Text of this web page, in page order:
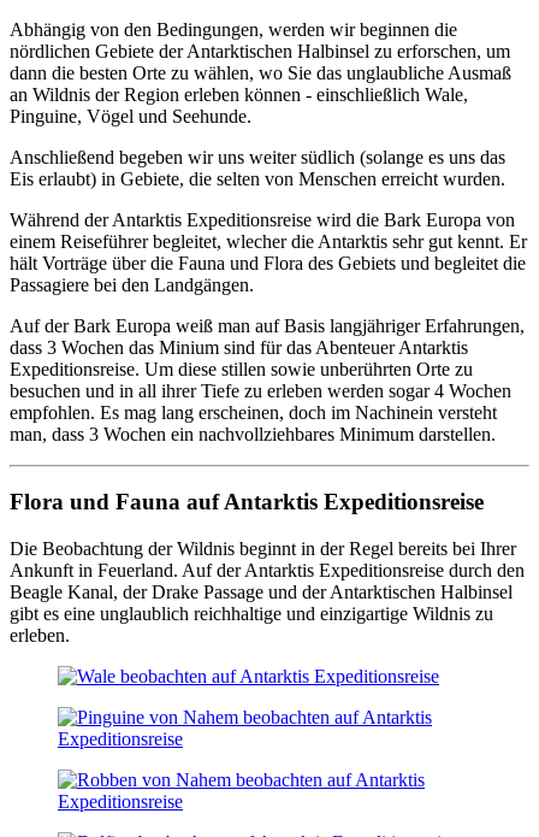
Abhängig von den Bedingungen, werden wir beginnen die
nördlichen Gebiete der Antarktischen Halbinsel zu erforschen, um
dann die besten Orte zu wählen, wo Sie das unglaubliche Ausmaß
an Wildnis der Region erleben können - einschließlich Wale,
Pinguine, Vögel und Seehunde.
Anschließend begeben wir uns weiter südlich (solange es uns das
Eis erlaubt) in Gebiete, die selten von Menschen erreicht wurden.
Während der Antarktis Expeditionsreise wird die Bark Europa von
einem Reiseführer begleitet, wlecher die Antarktis sehr gut kennt. Er
hält Vorträge über die Fauna und Flora des Gebiets und begleitet die
Passagiere bei den Landgängen.
Auf der Bark Europa weiß man auf Basis langjähriger Erfahrungen,
dass 3 Wochen das Minium sind für das Abenteuer Antarktis
Expeditionsreise. Um diese stillen sowie unberührten Orte zu
besuchen und in all ihrer Tiefe zu erleben werden sogar 4 Wochen
empfohlen. Es mag lang erscheinen, doch im Nachinein versteht
man, dass 3 Wochen ein nachvollziehbares Minimum darstellen.
Flora und Fauna auf Antarktis Expeditionsreise
Die Beobachtung der Wildnis beginnt in der Regel bereits bei Ihrer
Ankunft in Feuerland. Auf der Antarktis Expeditionsreise durch den
Beagle Kanal, der Drake Passage und der Antarktischen Halbinsel
gibt es eine unglaublich reichhaltige und einzigartige Wildnis zu
erleben.